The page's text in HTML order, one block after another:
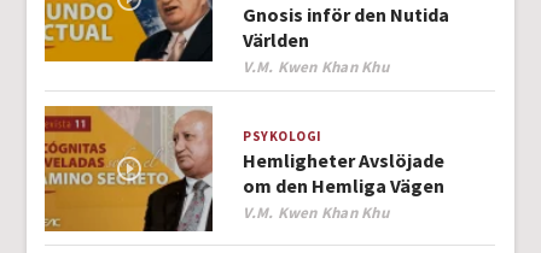
Gnosis inför den Nutida
Världen
Author
V.M. Kwen Khan Khu
PSYKOLOGI
Hemligheter Avslöjade
om den Hemliga Vägen
Author
V.M. Kwen Khan Khu